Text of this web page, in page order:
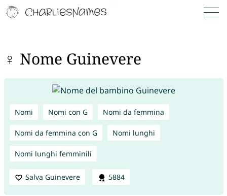
♀ Nome Guinevere
Nomi Nomi con G Nomi da femmina
Nomi da femmina con G Nomi lunghi
Nomi lunghi femminili
Salva Guinevere 5884